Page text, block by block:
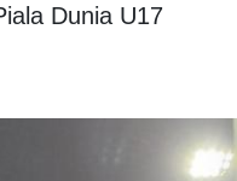
Dunia U17